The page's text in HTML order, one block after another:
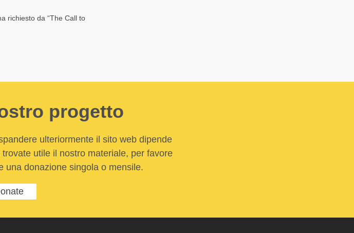
richiesto da “The Call to
progetto
ulteriormente il sito web dipende
utile il nostro materiale, per favore
una donazione singola o mensile.